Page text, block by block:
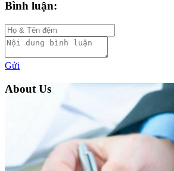
Bình luận:
Gửi
About Us